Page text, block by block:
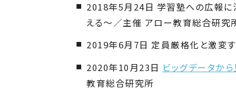
2018年5月24日 学習塾への広報に
える〜／主催 アロー教育総合研究
2019年6月7日 定員厳格化と激変
2020年10月23日 ビッグデータから
教育総合研究所